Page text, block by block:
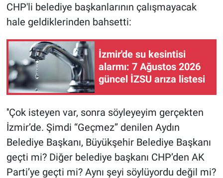
CHP'li belediye başkanlarının çalışmayacak
hale geldiklerinden bahsetti:
İzmir'de su kesintisi
alarmı: 7 Ağustos 2026
güncel İZSU arıza listesi
''Çok isteyen var, sonra söyleyeyim gerçekten
İzmir’de. Şimdi “Geçmez” denilen Aydın
Belediye Başkanı, Büyükşehir Belediye Başkanı
geçti mi? Diğer belediye başkanı CHP’den AK
Parti’ye geçti mi? Aynı şeyi söylüyordu değil mi?